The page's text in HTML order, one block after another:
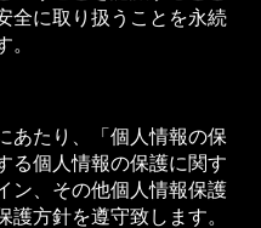
全に取り扱うことを永続
あたり、「個人情報の保
る個人情報の保護に関す
ン、その他個人情報保護
方針を遵守致します。